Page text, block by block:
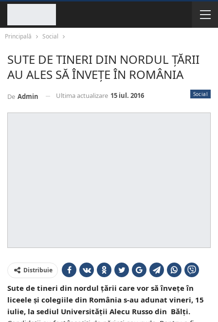
Principală Social
SUTE DE TINERI DIN NORDUL ȚĂRII
AU ALES SĂ ÎNVEȚE ÎN ROMÂNIA
Social
De Admin Ultima actualizare 15 iul. 2016
Distribuie
Sute de tineri din nordul țării care vor să înveţe în
liceele şi colegiile din România s-au adunat vineri, 15
iulie, la sediul Universității Alecu Russo din Bălți.